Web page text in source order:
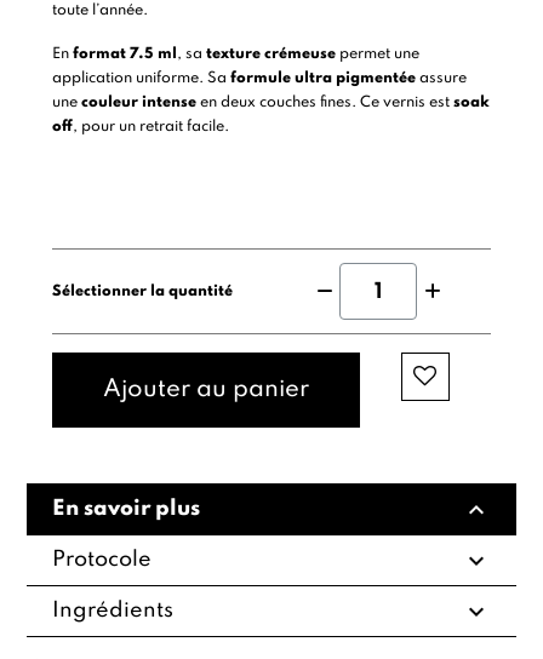
toute l’année.
En format 7.5 ml , sa texture crémeusepermet une
application uniforme. Sa formule ultra pigmentéeassure
une couleur intenseen deux couches fines. Ce vernis est soak
off, pour un retrait facile.
Sélectionner la quantité
Ajouter au panier
En savoir plus expand_less
Protocole expand_more
Ingrédients expand_more